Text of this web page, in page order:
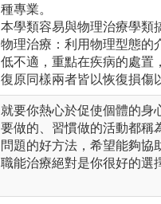
種專業。
本學類容易與物理治療學類
物理治療：利用物理型態的
低不適，重點在疾病的處置
復原同樣兩者皆以恢復損傷
就要你熱心於促使個體的身
要做的、習慣做的活動都稱
問題的好方法，希望能夠協
職能治療絕對是你很好的選